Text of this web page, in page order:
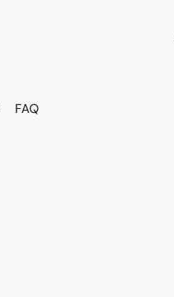
FAQ